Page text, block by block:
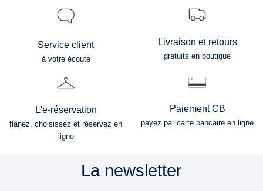
Service client
à votre écoute
Livraison et retours
gratuits en boutique
L'e-réservation
flânez, choisissez et réservez en
ligne
Paiement CB
payez par carte bancaire en ligne
La newsletter